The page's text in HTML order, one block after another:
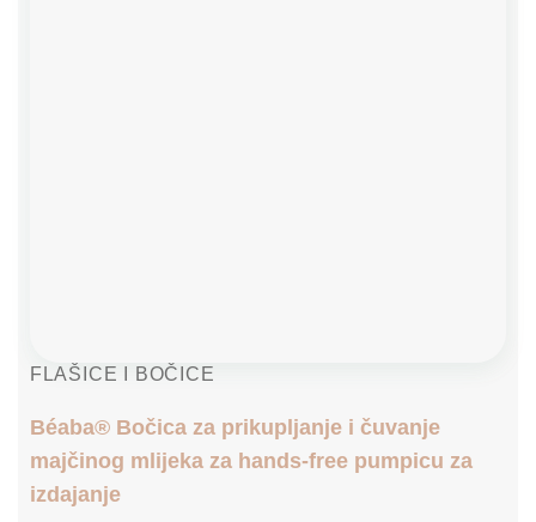
FLAŠICE I BOČICE
Béaba® Bočica za prikupljanje i čuvanje
majčinog mlijeka za hands-free pumpicu za
izdajanje